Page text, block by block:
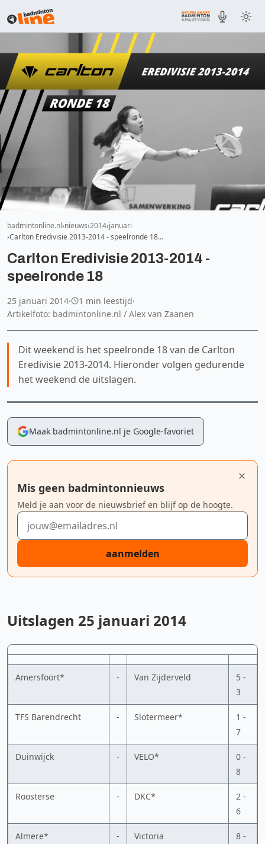
badmintonline.nl nieuws 2014 januari
Carlton Eredivisie 2013-2014 - speelronde 18…
Carlton Eredivisie 2013-2014 -
speelronde 18
25 januari 2014· 1 min leestijd·
Artikelfoto: badmintonline.nl / Alex van Zaanen
Dit weekend is het speelronde 18 van de Carlton
Eredivisie 2013-2014. Hieronder volgen gedurende
het weekend de uitslagen.
Maak badmintonline.nl je Google-favoriet
Mis geen badmintonnieuws
Meld je aan voor de nieuwsbrief en blijf op de hoogte.
E-mailadres
aanmelden
Uitslagen 25 januari 2014
Amersfoort* - Van Zijderveld
5 -
3
TFS Barendrecht - Slotermeer*
1 -
7
Duinwijck - VELO*
0 -
8
Roosterse - DKC*
2 -
6
Almere* - Victoria
8 -